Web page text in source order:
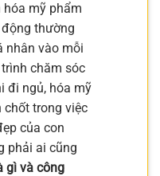
hóa mỹ phẩm
thường
nhân vào mỗi
chăm sóc
đi ngủ, hóa mỹ
chốt trong việc
của con
phải ai cũng
gì và công